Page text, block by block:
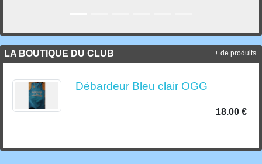
LA BOUTIQUE DU CLUB
Débardeur Bleu clair OGG
18.00 €
+ de produits